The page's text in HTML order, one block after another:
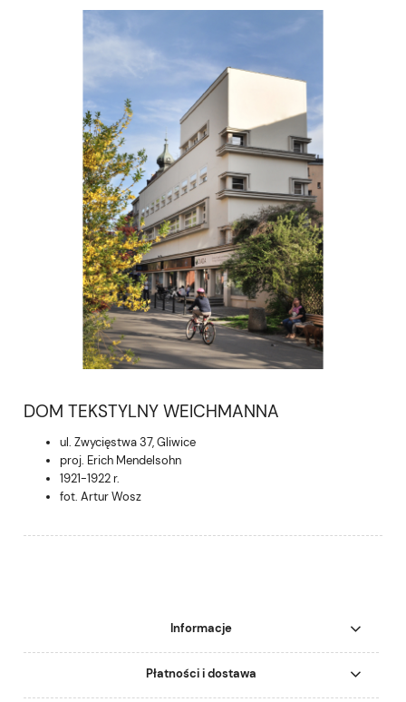
DOM TEKSTYLNY WEICHMANNA
ul. Zwycięstwa 37, Gliwice
proj. Erich Mendelsohn
1921-1922 r.
fot. Artur Wosz
Informacje
Płatności i dostawa